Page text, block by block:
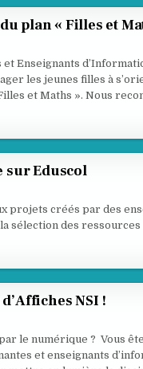
plan « Filles et
et Enseignants
les jeunes filles à
et Maths ». Nous
sur Eduscol
projets créés par des
sélection des ressources
NSI !
le numérique ? Vous
et enseignants